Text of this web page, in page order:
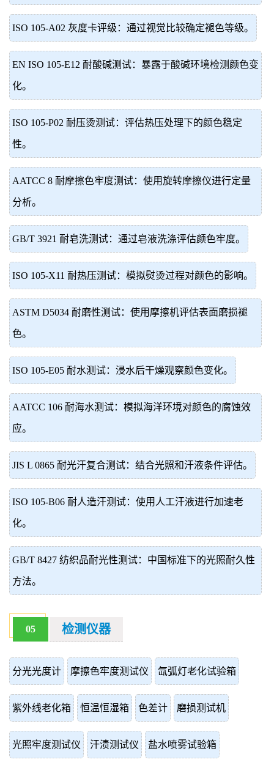
ISO 105-A02 灰度卡评级：通过视觉比较确定褪色等级。
EN ISO 105-E12 耐酸碱测试：暴露于酸碱环境检测颜色变
化。
ISO 105-P02 耐压烫测试：评估热压处理下的颜色稳定
性。
AATCC 8 耐摩擦色牢度测试：使用旋转摩擦仪进行定量
分析。
GB/T 3921 耐皂洗测试：通过皂液洗涤评估颜色牢度。
ISO 105-X11 耐热压测试：模拟熨烫过程对颜色的影响。
ASTM D5034 耐磨性测试：使用摩擦机评估表面磨损褪
色。
ISO 105-E05 耐水测试：浸水后干燥观察颜色变化。
AATCC 106 耐海水测试：模拟海洋环境对颜色的腐蚀效
应。
JIS L 0865 耐光汗复合测试：结合光照和汗液条件评估。
ISO 105-B06 耐人造汗测试：使用人工汗液进行加速老
化。
GB/T 8427 纺织品耐光性测试：中国标准下的光照耐久性
方法。
05 检测仪器
分光光度计 摩擦色牢度测试仪 氙弧灯老化试验箱
紫外线老化箱 恒温恒湿箱 色差计 磨损测试机
光照牢度测试仪 汗渍测试仪 盐水喷雾试验箱